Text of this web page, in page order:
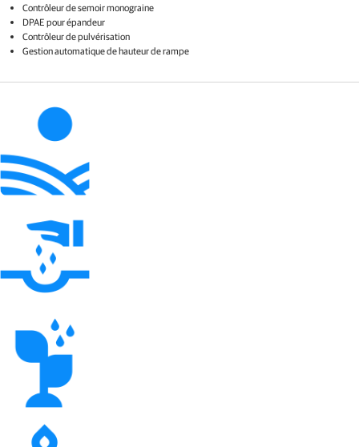
Contrôleur de semoir monograine
DPAE pour épandeur
Contrôleur de pulvérisation
Gestion automatique de hauteur de rampe